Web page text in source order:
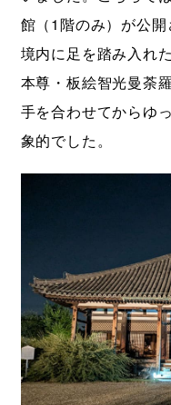
館（1階のみ）が公
境内に足を踏み入れ
本尊・板絵智光曼荼
手を合わせてからゆ
象的でした。